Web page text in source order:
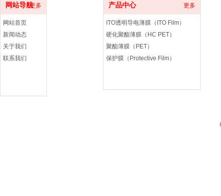
网站导航更多
网站首页
新闻动态
关于我们
联系我们
产品中心 更多
ITO透明导电薄膜（ITO Film）
硬化聚酯薄膜（HC PET）
聚酯薄膜（PET）
保护膜（Protective Film）